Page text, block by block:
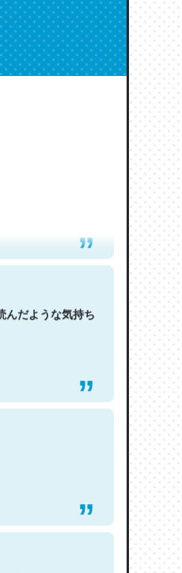
読める人は原文
だような気持ち
書いてあること